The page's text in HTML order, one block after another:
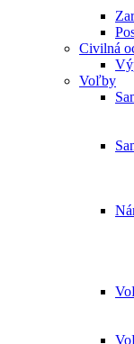
Civilná
Voľby